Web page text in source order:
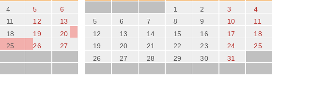
4 5
6
11 12
13
18 19
20
25 26
27
1 2 3
4
5
6 7 8 9 10
11
12
13 14 15 16 17
18
19
20 21 22 23 24
25
26
27 28 29 30 31